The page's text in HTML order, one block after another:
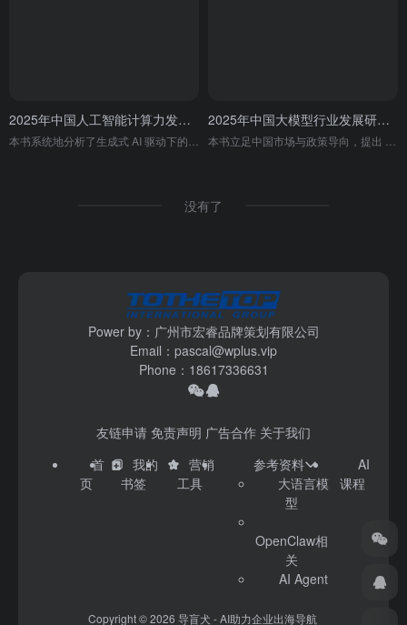
2025年中国人工智能计算力发展报告 2025年中国大模型行业发展研究报告
没有了
Power by：广州市宏睿品牌策划有限公司
Email：pascal@wplus.vip
Phone：18617336631
友链申请 免责声明 广告合作 关于我们
首
页
我的
书签
营销
工具
参考资料
大语言模
型
OpenClaw相
关
AI Agent
AI
课程
Copyright © 2026 导盲犬 - AI助力企业出海导航